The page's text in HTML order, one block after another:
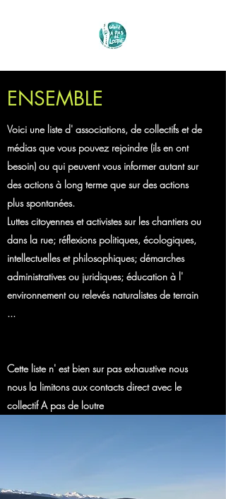
ENSEMBLE
Voici une liste d' associations, de collectifs et de
médias que vous pouvez rejoindre (ils en ont
besoin) ou qui peuvent vous informer autant sur
des actions à long terme que sur des actions
plus spontanées.
Luttes citoyennes et activistes sur les chantiers ou
dans la rue; réflexions politiques, écologiques,
intellectuelles et philosophiques; démarches
administratives ou juridiques; éducation à l'
environnement ou relevés naturalistes de terrain
...
Cette liste n' est bien sur pas exhaustive nous
nous la limitons aux contacts direct avec le
collectif A pas de loutre